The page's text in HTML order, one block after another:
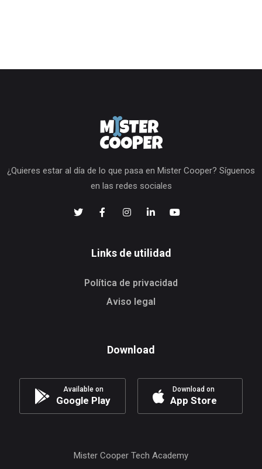
¿Quieres estar al día de lo que pasa en Mister Cooper? Síguenos
en las redes sociales
Links de utilidad
Política de privacidad
Aviso legal
Download
Available on
Google Play
Download on
App Store
Mister Cooper Tech Academy